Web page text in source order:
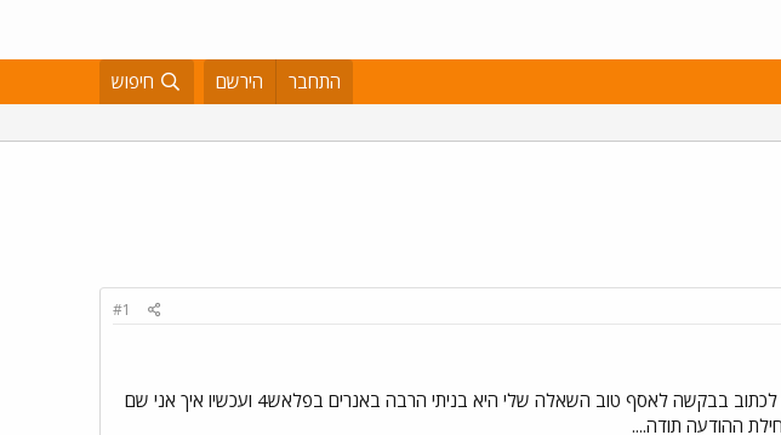
התחבר הירשם חיפוש
#1
לכתוב בבקשה לאסף טוב השאלה שלי היא בניתי הרבה באנרים בפלאש4 ועכשיו איך אני שם